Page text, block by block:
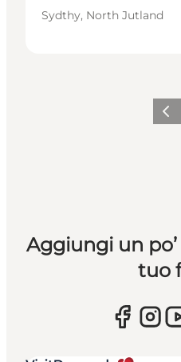
Sydthy, North Jutland
Aggiungi un
tuo